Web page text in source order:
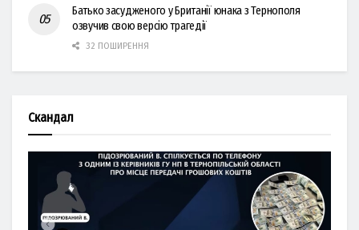
Батько засудженого у Британії юнака з Тернополя
озвучив свою версію трагедії
32 ПОШИРЕННЯ
Скандал